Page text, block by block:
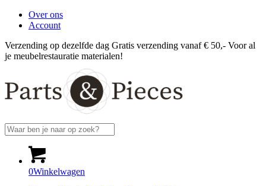
Over ons
Account
Verzending op dezelfde dag Gratis verzending vanaf € 50,- Voor al
je meubelrestauratie materialen!
0Winkelwagen